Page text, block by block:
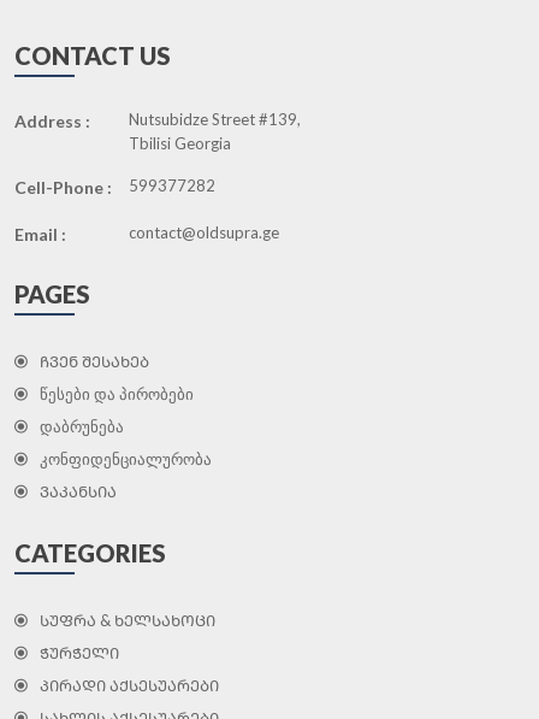
CONTACT US
Address :
Nutsubidze Street #139,
Tbilisi Georgia
Cell-Phone : 599377282
Email : contact@oldsupra.ge
PAGES
ᲩᲕᲔᲜ ᲨᲔᲡᲐᲮᲔᲑ
წესები და პირობები
დაბრუნება
კონფიდენციალურობა
ᲕᲐᲙᲐᲜᲡᲘᲐ
CATEGORIES
ᲡᲣᲤᲠᲐ & ᲮᲔᲚᲡᲐᲮᲝᲪᲘ
ᲭᲣᲠᲭᲔᲚᲘ
ᲞᲘᲠᲐᲓᲘ ᲐᲥᲡᲔᲡᲣᲐᲠᲔᲑᲘ